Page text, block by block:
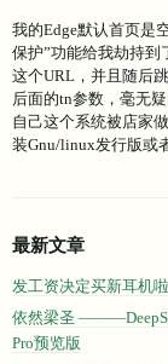
我的Edge默认首页是
保护”功能给我劫持到
这个URL，并且随后
后面的tn参数，毫无
自己这个系统被店家
装Gnu/linux发行版或
最新文章
发工资决定买新耳机
依然梁圣
Pro预览版